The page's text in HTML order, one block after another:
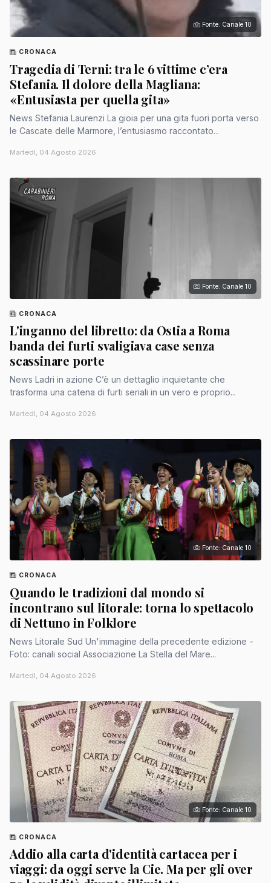
Fonte: Canale 10
CRONACA
Tragedia di Terni: tra le 6 vittime c’era
Stefania. Il dolore della Magliana:
«Entusiasta per quella gita»
News Stefania Laurenzi La gioia per una gita fuori porta verso
le Cascate delle Marmore, l’entusiasmo raccontato...
Martedì, 04 Agosto 2026
Fonte: Canale 10
CRONACA
L'inganno del libretto: da Ostia a Roma
banda dei furti svaligiava case senza
scassinare porte
News Ladri in azione C’è un dettaglio inquietante che
trasforma una catena di furti seriali in un vero e proprio...
Martedì, 04 Agosto 2026
Fonte: Canale 10
CRONACA
Quando le tradizioni dal mondo si
incontrano sul litorale: torna lo spettacolo
di Nettuno in Folklore
News Litorale Sud Un'immagine della precedente edizione -
Foto: canali social Associazione La Stella del Mare...
Martedì, 04 Agosto 2026
Fonte: Canale 10
CRONACA
Addio alla carta d'identità cartacea per i
viaggi: da oggi serve la Cie. Ma per gli over